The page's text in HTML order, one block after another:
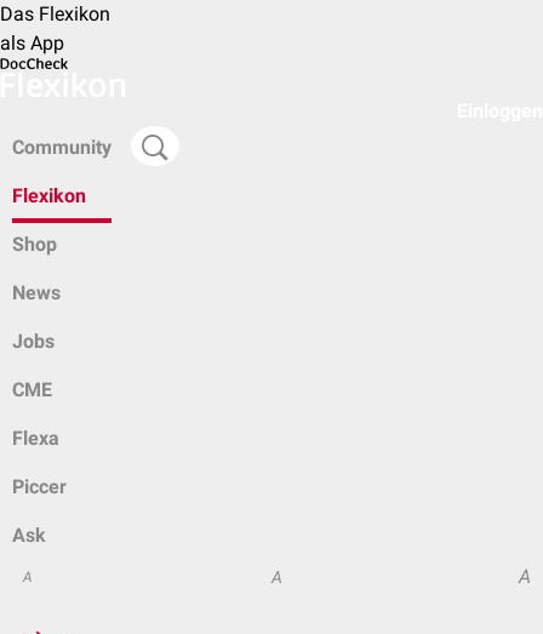
Das Flexikon
als App
Community
Flexikon
Shop
News
Jobs
CME
Flexa
Piccer
Ask
A A A